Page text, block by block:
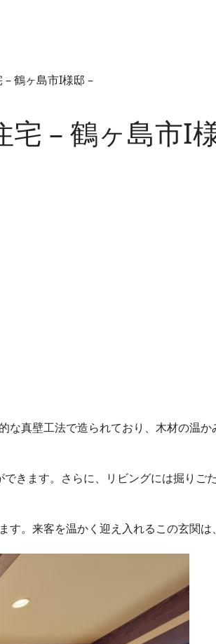
– 鶴ヶ島市I様邸 –
– 鶴ヶ島市I
真壁工法で造られており、木材の温
きます。さらに、リビングには掘りご
。来客を温かく迎え入れるこの玄関